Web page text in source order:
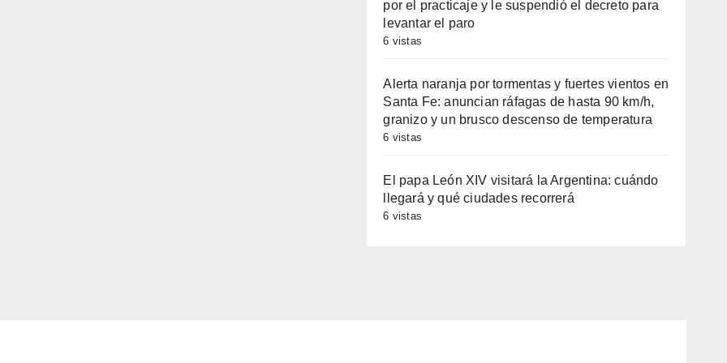
por el practicaje y le suspendió el decreto para
levantar el paro
6 vistas
Alerta naranja por tormentas y fuertes vientos en
Santa Fe: anuncian ráfagas de hasta 90 km/h,
granizo y un brusco descenso de temperatura
6 vistas
El papa León XIV visitará la Argentina: cuándo
llegará y qué ciudades recorrerá
6 vistas